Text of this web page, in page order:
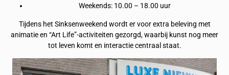
Weekends: 10.00 – 18.00 uur
Tijdens het Sinksenweekend wordt er voor extra beleving met
animatie en “Art Life”-activiteiten gezorgd, waarbij kunst nog meer
tot leven komt en interactie centraal staat.